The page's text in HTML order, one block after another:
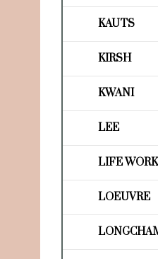
KAUTS
KIRSH
KWANI
LEE
LIFE WORK
LOEUVRE